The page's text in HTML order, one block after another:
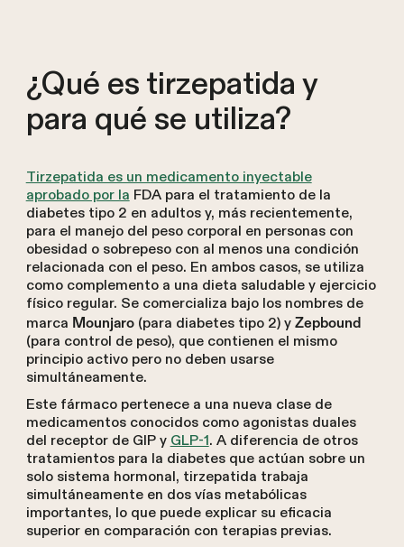
¿Qué es tirzepatida y
para qué se utiliza?
Tirzepatida es un medicamento inyectable
aprobado por la FDA para el tratamiento de la
diabetes tipo 2 en adultos y, más recientemente,
para el manejo del peso corporal en personas con
obesidad o sobrepeso con al menos una condición
relacionada con el peso. En ambos casos, se utiliza
como complemento a una dieta saludable y ejercicio
físico regular. Se comercializa bajo los nombres de
marca Mounjaro(para diabetes tipo 2) y Zepbound
(para control de peso), que contienen el mismo
principio activo pero no deben usarse
simultáneamente.
Este fármaco pertenece a una nueva clase de
medicamentos conocidos como agonistas duales
del receptor de GIP y GLP-1. A diferencia de otros
tratamientos para la diabetes que actúan sobre un
solo sistema hormonal, tirzepatida trabaja
simultáneamente en dos vías metabólicas
importantes, lo que puede explicar su eficacia
superior en comparación con terapias previas.